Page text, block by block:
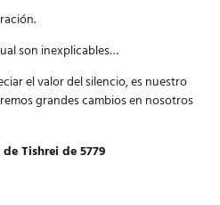
son inexplicables…
el valor del silencio, es nuestro
grandes cambios en nosotros
Tishrei de 5779